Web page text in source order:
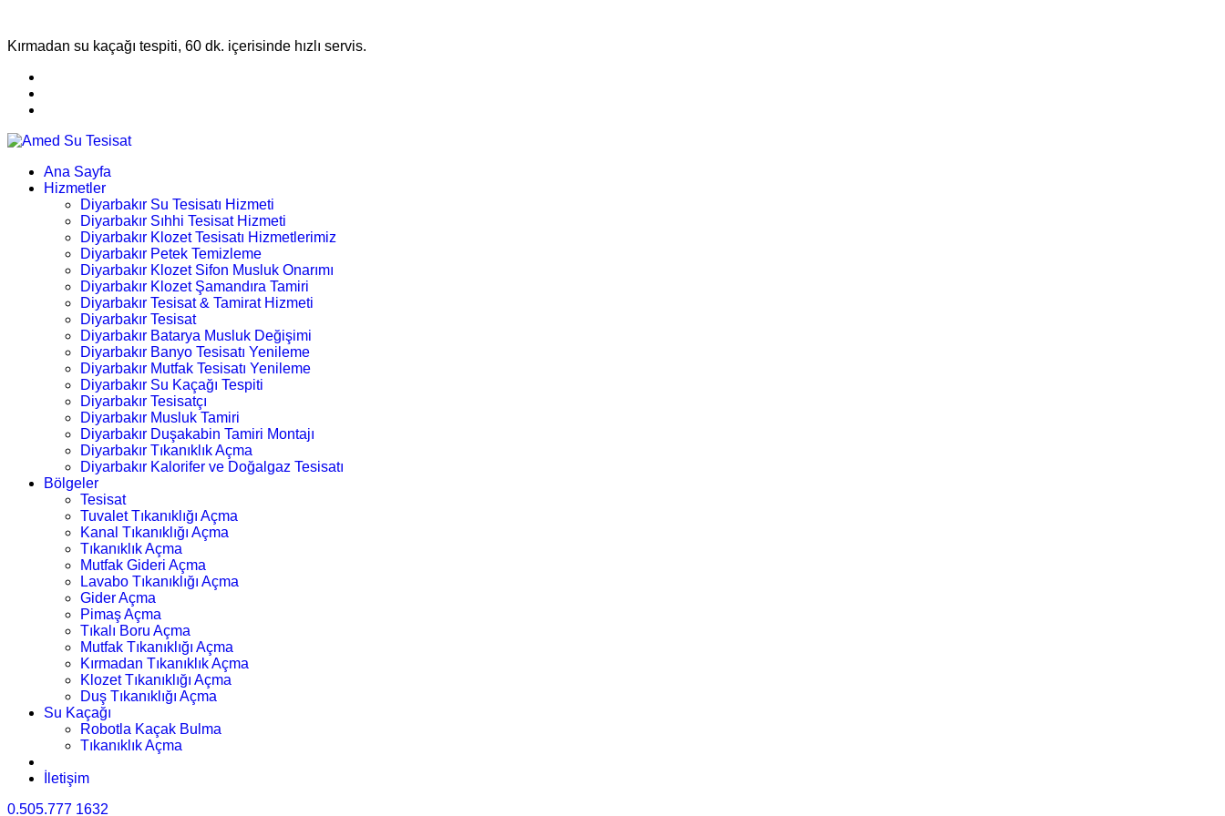
Kırmadan su kaçağı tespiti, 60 dk. içerisinde hızlı servis.
Ana Sayfa
Hizmetler
Diyarbakır Su Tesisatı Hizmeti
Diyarbakır Sıhhi Tesisat Hizmeti
Diyarbakır Klozet Tesisatı Hizmetlerimiz
Diyarbakır Petek Temizleme
Diyarbakır Klozet Sifon Musluk Onarımı
Diyarbakır Klozet Şamandıra Tamiri
Diyarbakır Tesisat & Tamirat Hizmeti
Diyarbakır Tesisat
Diyarbakır Batarya Musluk Değişimi
Diyarbakır Banyo Tesisatı Yenileme
Diyarbakır Mutfak Tesisatı Yenileme
Diyarbakır Su Kaçağı Tespiti
Diyarbakır Tesisatçı
Diyarbakır Musluk Tamiri
Diyarbakır Duşakabin Tamiri Montajı
Diyarbakır Tıkanıklık Açma
Diyarbakır Kalorifer ve Doğalgaz Tesisatı
Bölgeler
Tesisat
Tuvalet Tıkanıklığı Açma
Kanal Tıkanıklığı Açma
Tıkanıklık Açma
Mutfak Gideri Açma
Lavabo Tıkanıklığı Açma
Gider Açma
Pimaş Açma
Tıkalı Boru Açma
Mutfak Tıkanıklığı Açma
Kırmadan Tıkanıklık Açma
Klozet Tıkanıklığı Açma
Duş Tıkanıklığı Açma
Su Kaçağı
Robotla Kaçak Bulma
Tıkanıklık Açma
İletişim
0.505.777 1632